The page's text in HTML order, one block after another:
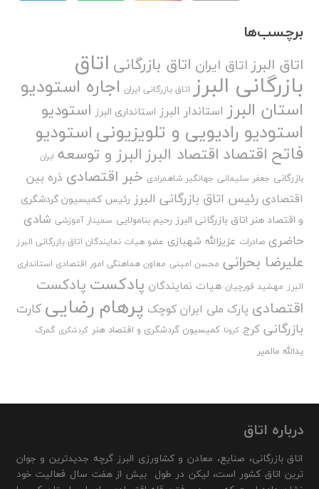
برچسب‌ها
اتاق البرزاتاق ایران اتاق بازرگانی اتاق
بازرگانی البرز اتاق بازرگانی ایران اجاره استودیو
استان البرز استاندار البرز استانداری البرز استودیو
استودیو رادیویی و تلویزیونیاستودیو
فاتح اقتصاد اقتصاد البرزالبرز و توسعه ایران
بازرگانی جعفر سلیمانی جهانگیر شاهمرادی خبر اقتصادی ذره بین
اقتصادی رئیس اتاق بازرگانی البرز رئیس کمیسیون گردشگری
و اقتصاد هنر اتاق بازرگانی البرز رحیم بنامولایی سمینار آموزشی شادی
حاضری صادرات عزیزالله شهبازی عضو هیات نمایندگان اتاق بازرگانی البرز
علیرضا بحرانی محسن امینی معاون هماهنگی امور اقتصادی استانداری
البرز مهشید قورچیان هیات نمایندگان پادکست پادکست
اقتصادی پارک ملی ایران کوچک پرهام رضایی کارت
بازرگانی کرج کرونا کمیسیون گردشگری و اقتصاد هنر گردشگری گمرک
یدالله مالمیر
درباره اتاق
اتاق بازرگانی، صنایع، معادن و کشاورزی البرز گرچه جدیدترین و جوان
ترین اتاق کشور است، لیکن در طول بیش از هفت سال فعالیت خود